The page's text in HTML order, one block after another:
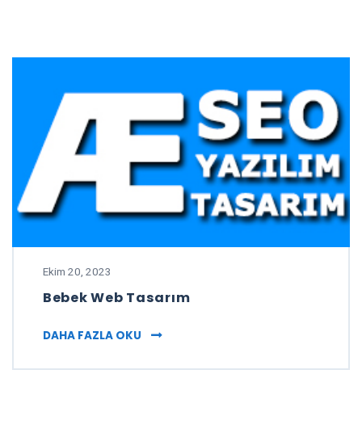
Ekim 20, 2023
Bebek Web Tasarım
DAHA FAZLA OKU BEBEK WEB TASARIM